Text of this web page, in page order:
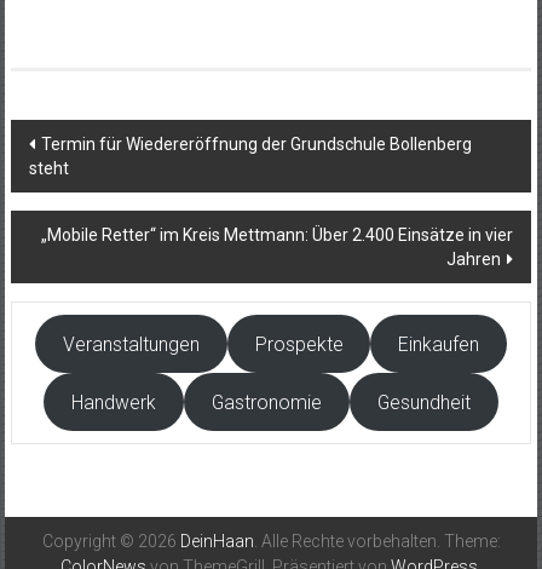
Beitragsnavigation
Termin für Wiedereröffnung der Grundschule Bollenberg
steht
„Mobile Retter“ im Kreis Mettmann: Über 2.400 Einsätze in vier
Jahren
Veranstaltungen Prospekte Einkaufen
Handwerk Gastronomie Gesundheit
Copyright © 2026 DeinHaan. Alle Rechte vorbehalten. Theme: